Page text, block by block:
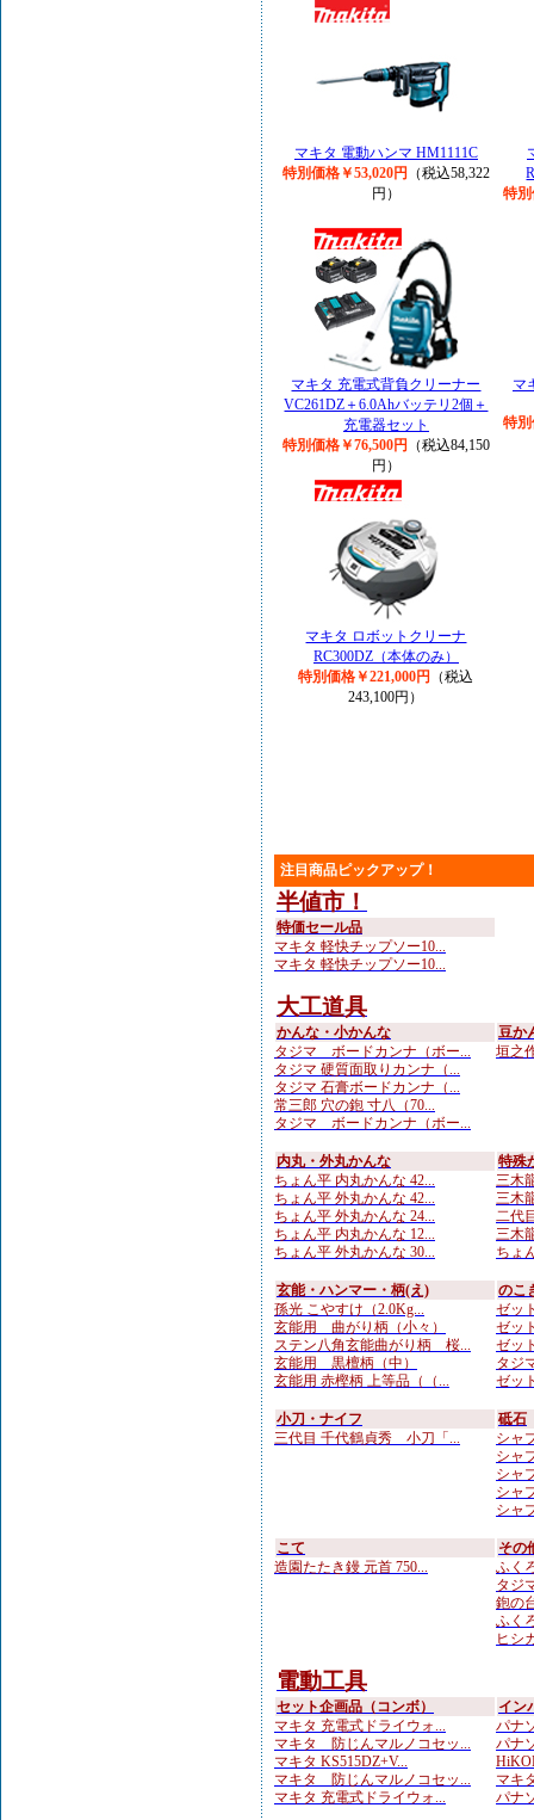
マキタ 電動ハンマ HM1111C
特別価格￥53,020円
（税込58,322
円）
特
マキタ 充電式背負クリーナー
VC261DZ＋6.0Ahバッテリ2個＋
充電器セット
特別価格￥76,500円
（税込84,150
円）
マ
特
マキタ ロボットクリーナ
RC300DZ（本体のみ）
特別価格￥221,000円
（税込
243,100円）
注目商品ピックアップ！
半値市！
特価セール品
マキタ 軽快チップソー10...
マキタ 軽快チップソー10...
大工道具
かんな・小かんな
タジマ ボードカンナ（ボー...
タジマ 硬質面取りカンナ（...
タジマ 石膏ボードカンナ（...
常三郎 穴の鉋 寸八（70...
タジマ ボードカンナ（ボー...
豆か
垣之
内丸・外丸かんな
ちょん平 内丸かんな 42...
ちょん平 外丸かんな 42...
ちょん平 外丸かんな 24...
ちょん平 内丸かんな 12...
ちょん平 外丸かんな 30...
特殊
三木
三木
二代
三木
ちょ
玄能・ハンマー・柄(え)
孫光 こやすけ（2.0Kg...
玄能用 曲がり柄（小々）
ステン八角玄能曲がり柄 桜...
玄能用 黒檀柄（中）
玄能用 赤樫柄 上等品（（...
のこ
ゼッ
ゼッ
ゼッ
タジ
ゼッ
小刀・ナイフ
三代目 千代鶴貞秀 小刀「...
砥石
シャ
シャ
シャ
シャ
シャ
こて
造園たたき鏝 元首 750...
その
ふく
タジ
鉋の
ふく
ヒシ
電動工具
セット企画品（コンボ）
マキタ 充電式ドライウォ...
マキタ 防じんマルノコセッ...
マキタ KS515DZ+V...
マキタ 防じんマルノコセッ...
マキタ 充電式ドライウォ...
イン
パナ
パナ
マキ
パナ